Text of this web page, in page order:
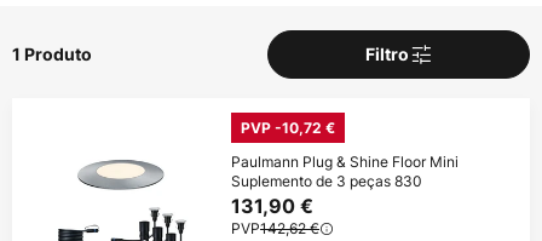
1 Produto Filtro
PVP -10,72 €
Paulmann Plug & Shine Floor Mini
Suplemento de 3 peças 830
131,90 €
PVP142,62 €